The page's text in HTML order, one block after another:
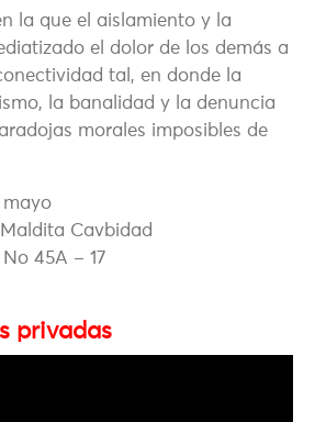
la que el aislamiento y la
el dolor de los demás a
tal, en donde la
la banalidad y la denuncia
morales imposibles de
mayo
Cavbidad
No 45A – 17
privadas